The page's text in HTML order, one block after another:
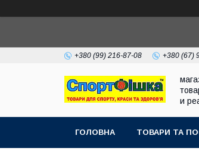
+380 (99) 216-87-08 +380 (67)
и
ГОЛОВНА ТОВАРИ ТА